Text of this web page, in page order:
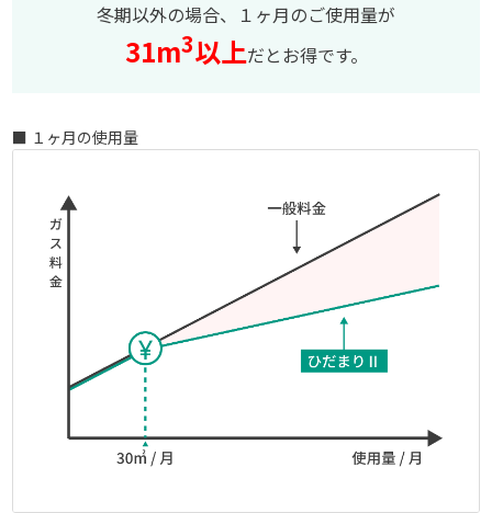
冬期以外の場合、１ヶ月のご使用量が
31m3以上だとお得です。
■ １ヶ月の使用量